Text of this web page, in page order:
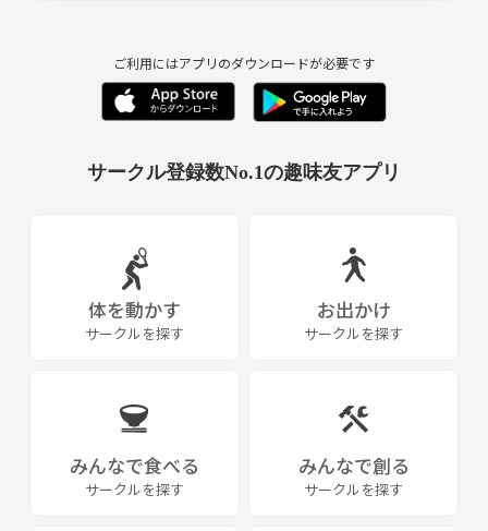
ご利用にはアプリのダウンロードが必要です
サークル登録数No.1の趣味友アプリ
体を動かす
サークルを探す
お出かけ
サークルを探す
みんなで食べる
サークルを探す
みんなで創る
サークルを探す